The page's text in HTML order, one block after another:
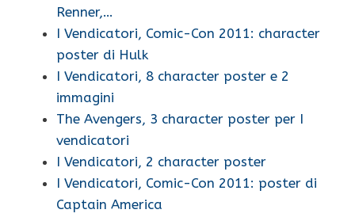
Renner,…
I Vendicatori, Comic-Con 2011: character
poster di Hulk
I Vendicatori, 8 character poster e 2
immagini
The Avengers, 3 character poster per I
vendicatori
I Vendicatori, 2 character poster
I Vendicatori, Comic-Con 2011: poster di
Captain America